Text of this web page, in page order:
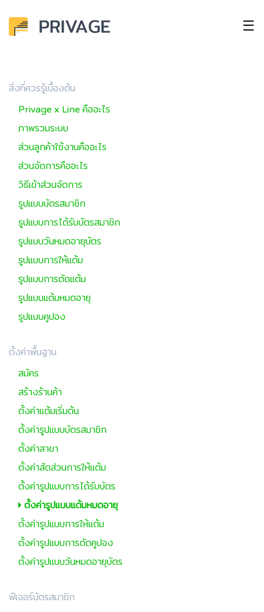
☰
สิ่งที่ควรรู้เบื้องต้น
Privage x Line คืออะไร
ภาพรวมระบบ
ส่วนลูกค้าใช้งานคืออะไร
ส่วนจัดการคืออะไร
วิธีเข้าส่วนจัดการ
รูปแบบบัตรสมาชิก
รูปแบบการได้รับบัตรสมาชิก
รูปแบบวันหมดอายุบัตร
รูปแบบการให้แต้ม
รูปแบบการตัดแต้ม
รูปแบบแต้มหมดอายุ
รูปแบบคูปอง
ตั้งค่าพื้นฐาน
สมัคร
สร้างร้านค้า
ตั้งค่าแต้มเริ่มต้น
ตั้งค่ารูปแบบบัตรสมาชิก
ตั้งค่าสาขา
ตั้งค่าสัดส่วนการให้แต้ม
ตั้งค่ารูปแบบการได้รับบัตร
ตั้งค่ารูปแบบแต้มหมดอายุ
ตั้งค่ารูปแบบการให้แต้ม
ตั้งค่ารูปแบบการตัดคูปอง
ตั้งค่ารูปแบบวันหมดอายุบัตร
ฟีเจอร์บัตรสมาชิก